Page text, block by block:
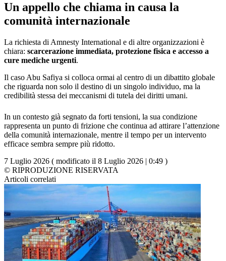
Un appello che chiama in causa la
comunità internazionale
La richiesta di Amnesty International e di altre organizzazioni è
chiara: scarcerazione immediata, protezione fisica e accesso a
cure mediche urgenti.
Il caso Abu Safiya si colloca ormai al centro di un dibattito globale
che riguarda non solo il destino di un singolo individuo, ma la
credibilità stessa dei meccanismi di tutela dei diritti umani.
In un contesto già segnato da forti tensioni, la sua condizione
rappresenta un punto di frizione che continua ad attirare l’attenzione
della comunità internazionale, mentre il tempo per un intervento
efficace sembra sempre più ridotto.
7 Luglio 2026 ( modificato il 8 Luglio 2026 | 0:49 )
© RIPRODUZIONE RISERVATA
Articoli correlati